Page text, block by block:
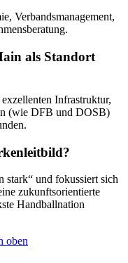
Verbandsmanagement,
als Standort
Infrastruktur,
(wie DFB und DOSB)
und fokussiert sich
zukunftsorientierte
Handballnation
oben